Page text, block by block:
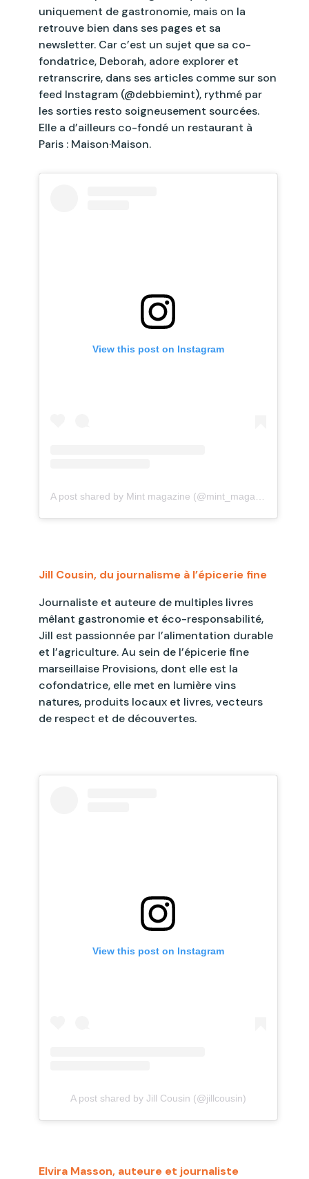
uniquement de gastronomie, mais on la
retrouve bien dans ses pages et sa
newsletter. Car c’est un sujet que sa co-
fondatrice, Deborah, adore explorer et
retranscrire, dans ses articles comme sur son
feed Instagram (@debbiemint), rythmé par
les sorties resto soigneusement sourcées.
Elle a d’ailleurs co-fondé un restaurant à
Paris : Maison·Maison.
View this post on Instagram
Jill Cousin, du journalisme à l’épicerie fine
Journaliste et auteure de multiples livres
mêlant gastronomie et éco-responsabilité,
Jill est passionnée par l’alimentation durable
et l’agriculture. Au sein de l’épicerie fine
marseillaise Provisions, dont elle est la
cofondatrice, elle met en lumière vins
natures, produits locaux et livres, vecteurs
de respect et de découvertes.
View this post on Instagram
A post shared by Jill Cousin (@jillcousin)
Elvira Masson, auteure et journaliste